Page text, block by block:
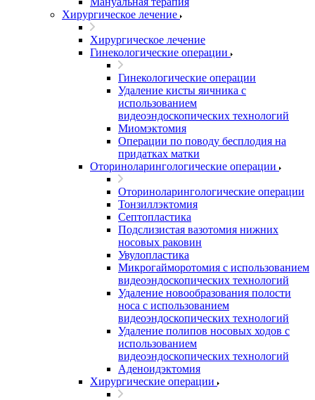
Хирургическое лечение
Хирургическое лечение
Гинекологические операции
Гинекологические операции
Удаление кисты яичника с
использованием
видеоэндоскопических технологий
Миомэктомия
Операции по поводу бесплодия на
придатках матки
Оториноларингологические операции
Оториноларингологические операции
Тонзиллэктомия
Септопластика
Подслизистая вазотомия нижних
носовых раковин
Увулопластика
Микрогайморотомия с использованием
видеоэндоскопических технологий
Удаление новообразования полости
носа с использованием
видеоэндоскопических технологий
Удаление полипов носовых ходов с
использованием
видеоэндоскопических технологий
Аденоидэктомия
Хирургические операции